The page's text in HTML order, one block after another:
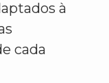
à
cada